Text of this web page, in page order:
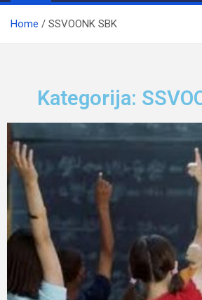
Home SSVOONK SBK
Kategorija: